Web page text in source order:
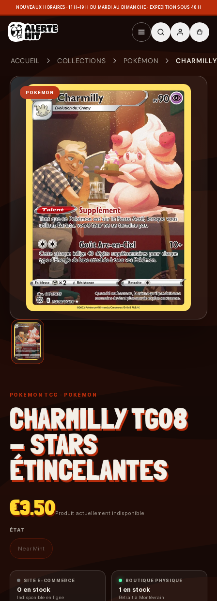
NOUVEAUX HORAIRES · 11 H–19 H DU MARDI AU DIMANCHE · EXPÉDITION SOUS 48 H
ACCUEIL COLLECTIONS POKÉMON
POKÉMON
POKEMON TCG · POKÉMON
CHARMILLY TG08
- STARS
ÉTINCELANTES
€3.50Produit actuellement indisponible
ÉTAT
Near Mint
SITE E-COMMERCE
0 en stock
Indisponible en ligne
BOUTIQUE PHYSIQUE
1 en stock
Retrait à Montévrain